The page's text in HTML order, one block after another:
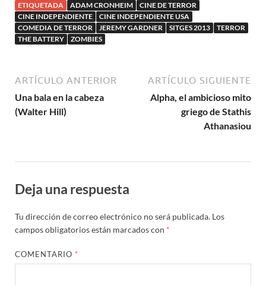
ETIQUETADA ADAM CRONHEIM
CINE DE TERROR
CINE INDEPENDIENTE
CINE INDEPENDIENTE USA
COMEDIA DE TERROR
JEREMY GARDNER SITGES 2013
TERROR
THE BATTERY
ZOMBIES
ARTÍCULO ANTERIOR
Una bala en la cabeza
(Walter Hill)
ARTÍCULO SIGUIENTE
Alpha, el ambicioso mito
griego de Stathis
Athanasiou
Deja una respuesta
Tu dirección de correo electrónico no será publicada. Los
campos obligatorios están marcados con *
COMENTARIO *